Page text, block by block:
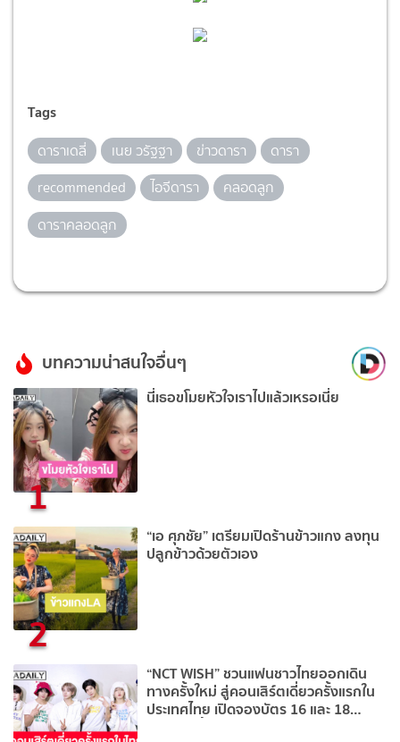
Tags
ดาราเดลี่ เนย วรัฐฐา ข่าวดารา
ดารา
recommended
ไอจีดารา
คลอดลูก
ดาราคลอดลูก
บทความน่าสนใจอื่นๆ
1
นี่เธอขโมยหัวใจเราไปแล้วเหรอเนี่ย
2
“เอ ศุภชัย” เตรียมเปิดร้านข้าวแกง ลงทุน
ปลูกข้าวด้วยตัวเอง
“NCT WISH” ชวนแฟนชาวไทยออกเดิน
ทางครั้งใหม่ สู่คอนเสิร์ตเดี่ยวครั้งแรกใน
ประเทศไทย เปิดจองบัตร 16 และ 18